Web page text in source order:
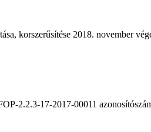
korszerűsítése 2018. november
2.2.3-17-2017-00011